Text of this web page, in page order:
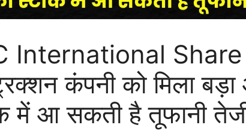
International
कंपनी को मिला बड़ा
में आ सकती है तूफानी